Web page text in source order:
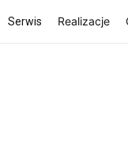
Serwis Realizacje